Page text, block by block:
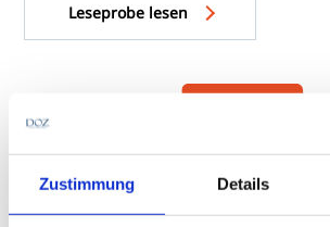
Zustimmung Details
Leseprobe lesen
fachlicher Tiefe